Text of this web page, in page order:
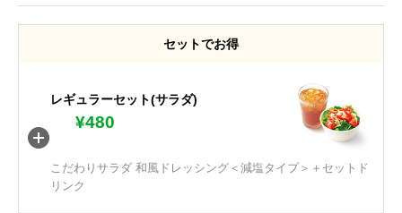
セットでお得
レギュラーセット(サラダ)
¥480
こだわりサラダ 和風ドレッシング＜減塩タイプ＞＋セットド
リンク